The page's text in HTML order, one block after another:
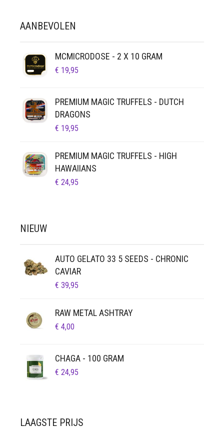
AANBEVOLEN
MCMICRODOSE - 2 X 10 GRAM
€ 19,95
PREMIUM MAGIC TRUFFELS - DUTCH
DRAGONS
€ 19,95
PREMIUM MAGIC TRUFFELS - HIGH
HAWAIIANS
€ 24,95
NIEUW
AUTO GELATO 33 5 SEEDS - CHRONIC
CAVIAR
€ 39,95
RAW METAL ASHTRAY
€ 4,00
CHAGA - 100 GRAM
€ 24,95
LAAGSTE PRIJS